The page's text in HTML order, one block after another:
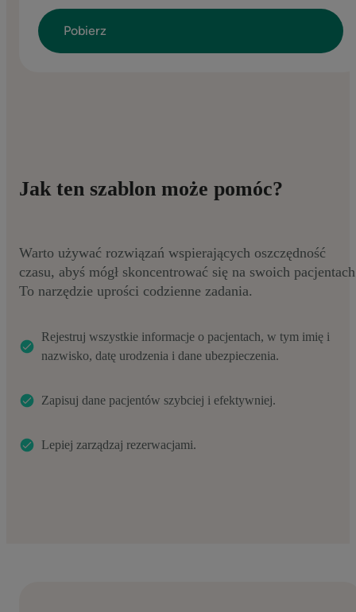
Jak ten szablon może pomóc?
Warto używać rozwiązań wspierających oszczędność
czasu, abyś mógł skoncentrować się na swoich
To narzędzie uprości codzienne zadania.
Rejestruj wszystkie informacje o pacjentach, w tym imię i
nazwisko, datę urodzenia i dane ubezpieczenia.
Zapisuj dane pacjentów szybciej i efektywniej.
Lepiej zarządzaj rezerwacjami.